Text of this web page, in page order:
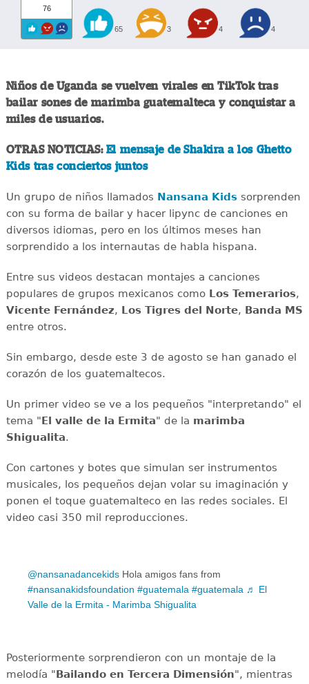
76
65 3 4 4
Niños de Uganda se vuelven virales en TikTok tras
bailar sones de marimba guatemalteca y conquistar a
miles de usuarios.
OTRAS NOTICIAS: El mensaje de Shakira a los Ghetto
Kids tras conciertos juntos
Un grupo de niños llamados Nansana Kidssorprenden
con su forma de bailar y hacer lipync de canciones en
diversos idiomas, pero en los últimos meses han
sorprendido a los internautas de habla hispana.
Entre sus videos destacan montajes a canciones
populares de grupos mexicanos como Los Temerarios,
Vicente Fernández, Los Tigres del Norte, Banda MS
entre otros.
Sin embargo, desde este 3 de agosto se han ganado el
corazón de los guatemaltecos.
Un primer video se ve a los pequeños "interpretando" el
tema "El valle de la Ermita" de la marimba
Shigualita.
Con cartones y botes que simulan ser instrumentos
musicales, los pequeños dejan volar su imaginación y
ponen el toque guatemalteco en las redes sociales. El
video casi 350 mil reproducciones.
@nansanadancekids Hola amigos fans from
#nansanakidsfoundation #guatemala #guatemala ♬ El
Valle de la Ermita - Marimba Shigualita
Posteriormente sorprendieron con un montaje de la
melodía "Bailando en Tercera Dimensión", mientras